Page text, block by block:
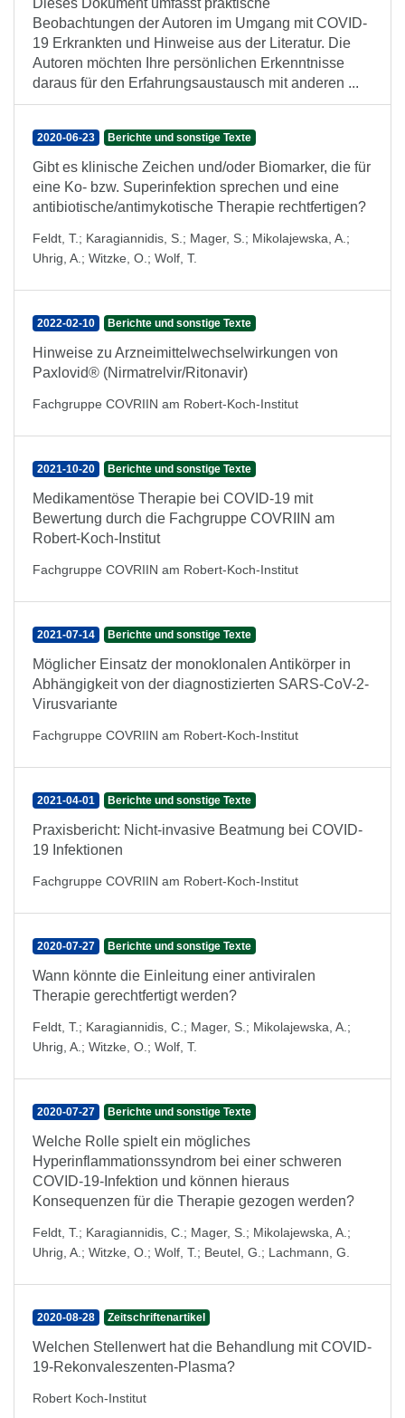
Dieses Dokument umfasst praktische
Beobachtungen der Autoren im Umgang mit COVID-
19 Erkrankten und Hinweise aus der Literatur. Die
Autoren möchten Ihre persönlichen Erkenntnisse
daraus für den Erfahrungsaustausch mit anderen ...
2020-06-23 Berichte und sonstige Texte
Gibt es klinische Zeichen und/oder Biomarker, die für
eine Ko- bzw. Superinfektion sprechen und eine
antibiotische/antimykotische Therapie rechtfertigen?
Feldt, T.; Karagiannidis, S. ; Mager, S. ; Mikolajewska, A. ;
Uhrig, A. ; Witzke, O. ; Wolf, T.
2022-02-10 Berichte und sonstige Texte
Hinweise zu Arzneimittelwechselwirkungen von
Paxlovid® (Nirmatrelvir/Ritonavir)
Fachgruppe COVRIIN am Robert-Koch-Institut
2021-10-20 Berichte und sonstige Texte
Medikamentöse Therapie bei COVID-19 mit
Bewertung durch die Fachgruppe COVRIIN am
Robert-Koch-Institut
Fachgruppe COVRIIN am Robert-Koch-Institut
2021-07-14 Berichte und sonstige Texte
Möglicher Einsatz der monoklonalen Antikörper in
Abhängigkeit von der diagnostizierten SARS-CoV-2-
Virusvariante
Fachgruppe COVRIIN am Robert-Koch-Institut
2021-04-01 Berichte und sonstige Texte
Praxisbericht: Nicht-invasive Beatmung bei COVID-
19 Infektionen
Fachgruppe COVRIIN am Robert-Koch-Institut
2020-07-27 Berichte und sonstige Texte
Wann könnte die Einleitung einer antiviralen
Therapie gerechtfertigt werden?
Feldt, T.; Karagiannidis, C. ; Mager, S. ; Mikolajewska, A. ;
Uhrig, A. ; Witzke, O. ; Wolf, T.
2020-07-27 Berichte und sonstige Texte
Welche Rolle spielt ein mögliches
Hyperinflammationssyndrom bei einer schweren
COVID-19-Infektion und können hieraus
Konsequenzen für die Therapie gezogen werden?
Feldt, T.; Karagiannidis, C. ; Mager, S. ; Mikolajewska, A. ;
Uhrig, A. ; Witzke, O. ; Wolf, T.; Beutel, G. ; Lachmann, G.
2020-08-28 Zeitschriftenartikel
Welchen Stellenwert hat die Behandlung mit COVID-
19-Rekonvaleszenten-Plasma?
Robert Koch-Institut